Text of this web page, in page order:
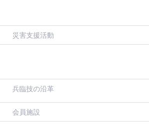
災害支援活動
兵臨技の沿革
会員施設